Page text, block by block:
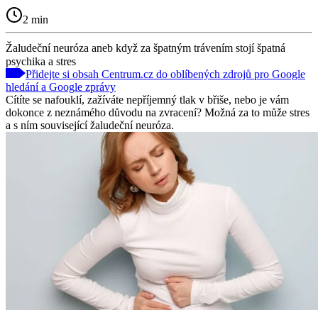
2 min
Žaludeční neuróza aneb když za špatným trávením stojí špatná
psychika a stres
Přidejte si obsah Centrum.cz do oblíbených zdrojů pro Google
hledání a Google zprávy
Cítíte se nafouklí, zažíváte nepříjemný tlak v břiše, nebo je vám
dokonce z neznámého důvodu na zvracení? Možná za to může stres
a s ním související žaludeční neuróza.